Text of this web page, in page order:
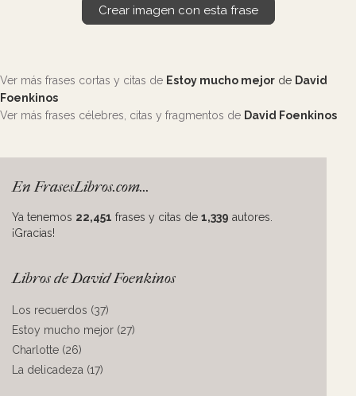
Crear imagen con esta frase
Ver más frases cortas y citas de Estoy mucho mejor de David
Foenkinos
Ver más frases célebres, citas y fragmentos de David Foenkinos
En FrasesLibros.com...
Ya tenemos 22,451 frases y citas de 1,339 autores.
¡Gracias!
Libros de David Foenkinos
Los recuerdos (37)
Estoy mucho mejor (27)
Charlotte (26)
La delicadeza (17)